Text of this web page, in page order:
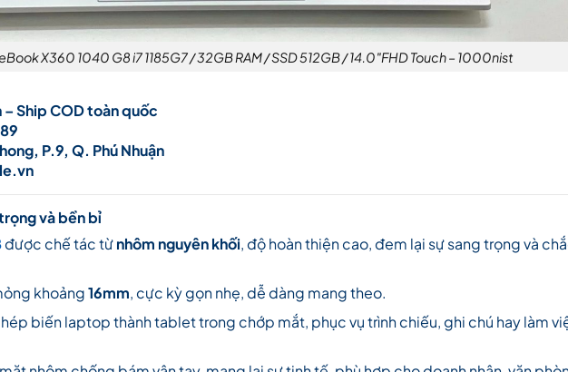
X360 1040 G8 i7 1185G7 / 32GB RAM / SSD 512GB / 14.0″FHD Touch – 1000nist
– Ship COD toàn quốc
P.9, Q. Phú Nhuận
và bền bỉ
được chế tác từnhôm nguyên khối, độ hoàn thiện cao, đem lại sự sang trọng và
khoảng16mm, cực kỳ gọn nhẹ, dễ dàng mang theo.
biến laptop thành tablet trong chớp mắt, phục vụ trình chiếu, ghi chú hay làm